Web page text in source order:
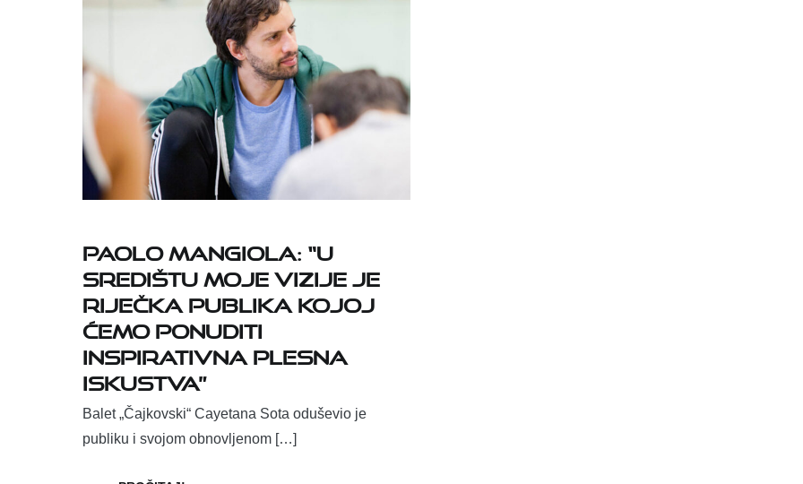
Paolo Mangiola: “U
središtu moje vizije je
riječka publika kojoj
ćemo ponuditi
inspirativna plesna
iskustva”
Balet „Čajkovski“ Cayetana Sota oduševio je
publiku i svojom obnovljenom […]